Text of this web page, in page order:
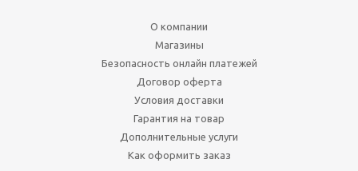
О компании
Магазины
Безопасность онлайн платежей
Договор оферта
Условия доставки
Гарантия на товар
Дополнительные услуги
Как оформить заказ